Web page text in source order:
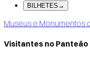
BILHETES →
Museus e Monumentos
Visitantes no Panteão